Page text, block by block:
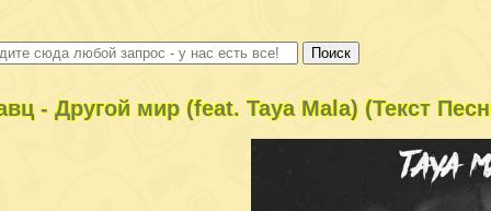
- Другой мир (feat. Taya Mala) (Текст